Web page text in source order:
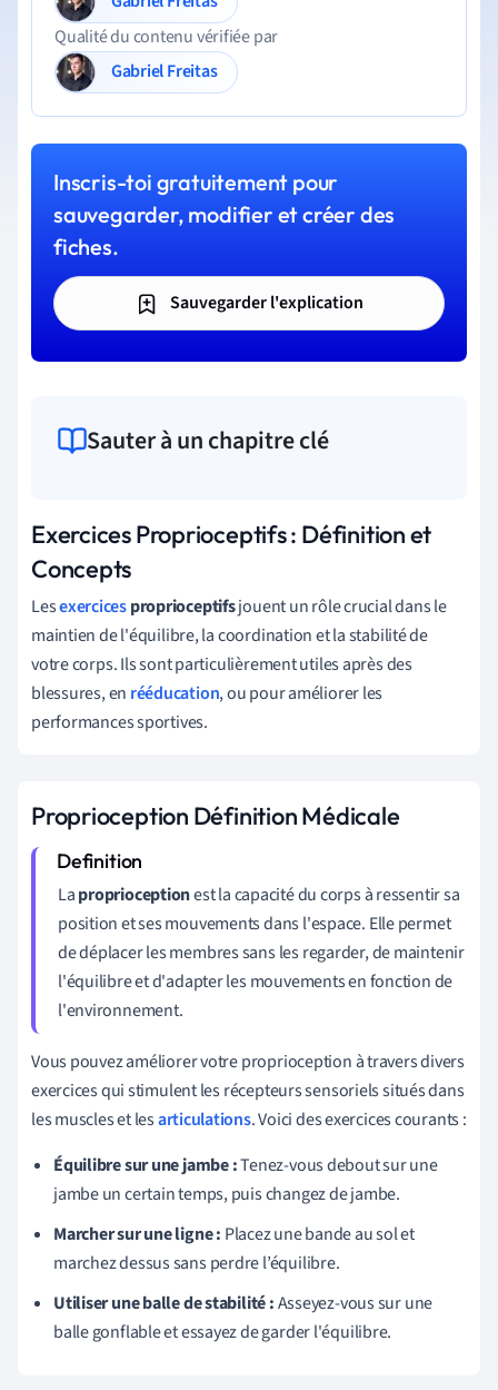
Qualité du contenu vérifiée par
Gabriel Freitas
Inscris-toi gratuitement pour
sauvegarder, modifier et créer des
fiches.
Sauvegarder l'explication
Sauter à un chapitre clé
Exercices Proprioceptifs : Définition et
Concepts
Lesexercicesproprioceptifsjouent un rôle crucial dans le
maintien de l'équilibre, la coordination et la stabilité de
votre corps. Ils sont particulièrement utiles après des
blessures, en rééducation, ou pour améliorer les
performances sportives.
Proprioception Définition Médicale
Laproprioceptionest la capacité du corps à ressentir sa
position et ses mouvements dans l'espace. Elle permet
de déplacer les membres sans les regarder, de maintenir
l'équilibre et d'adapter les mouvements en fonction de
l'environnement.
Vous pouvez améliorer votre proprioception à travers divers
exercices qui stimulent les récepteurs sensoriels situés dans
les muscles et lesarticulations. Voici des exercices courants :
Équilibre sur une jambe :Tenez-vous debout sur une
jambe un certain temps, puis changez de jambe.
Marcher sur une ligne : Placez une bande au sol et
marchez dessus sans perdre l’équilibre.
Utiliser une balle de stabilité :Asseyez-vous sur une
balle gonflable et essayez de garder l'équilibre.